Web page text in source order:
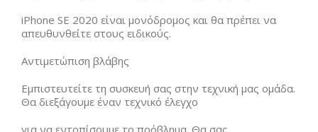
iPhone SE 2020 είναι μονόδρομος και θα πρέπει να
απευθυνθείτε στους ειδικούς.
Αντιμετώπιση βλάβης
Εμπιστευτείτε τη συσκευή σας στην τεχνική μας ομάδα.
Θα διεξάγουμε έναν τεχνικό έλεγχο
για να εντοπίσουμε το πρόβλημα. Θα σας